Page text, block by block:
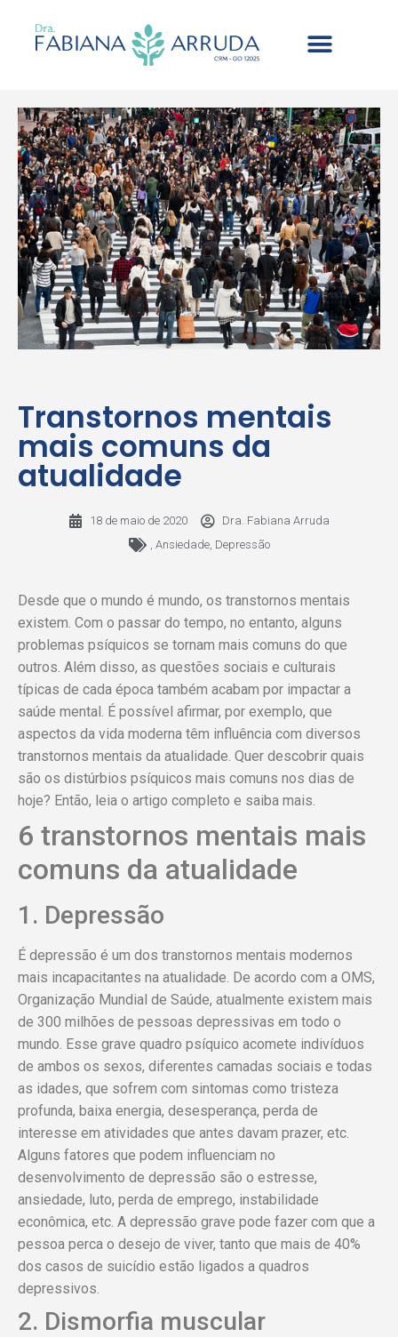
Transtornos mentais
mais comuns da
atualidade
18 de maio de 2020
Dra. Fabiana Arruda
, Ansiedade, Depressão
Desde que o mundo é mundo, os transtornos mentais
existem. Com o passar do tempo, no entanto, alguns
problemas psíquicos se tornam mais comuns do que
outros. Além disso, as questões sociais e culturais
típicas de cada época também acabam por impactar a
saúde mental. É possível afirmar, por exemplo, que
aspectos da vida moderna têm influência com diversos
transtornos mentais da atualidade. Quer descobrir quais
são os distúrbios psíquicos mais comuns nos dias de
hoje? Então, leia o artigo completo e saiba mais.
6 transtornos mentais mais
comuns da atualidade
1. Depressão
É depressão é um dos transtornos mentais modernos
mais incapacitantes na atualidade. De acordo com a OMS,
Organização Mundial de Saúde, atualmente existem mais
de 300 milhões de pessoas depressivas em todo o
mundo. Esse grave quadro psíquico acomete indivíduos
de ambos os sexos, diferentes camadas sociais e todas
as idades, que sofrem com sintomas como tristeza
profunda, baixa energia, desesperança, perda de
interesse em atividades que antes davam prazer, etc.
Alguns fatores que podem influenciam no
desenvolvimento de depressão são o estresse,
ansiedade, luto, perda de emprego, instabilidade
econômica, etc. A depressão grave pode fazer com que a
pessoa perca o desejo de viver, tanto que mais de 40%
dos casos de suicídio estão ligados a quadros
depressivos.
2. Dismorfia muscular